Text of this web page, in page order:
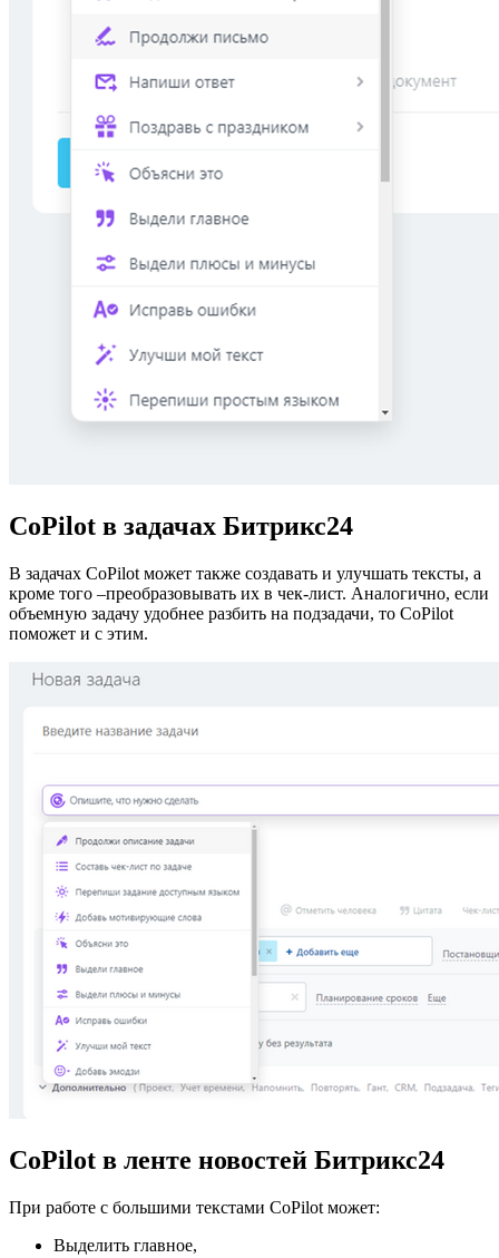
CoPilot в задачах Битрикс24
В задачах CoPilot может также создавать и улучшать тексты, а
кроме того –преобразовывать их в чек-лист. Аналогично, если
объемную задачу удобнее разбить на подзадачи, то CoPilot
поможет и с этим.
CoPilot в ленте новостей Битрикс24
При работе с большими текстами CoPilot может:
Выделить главное,